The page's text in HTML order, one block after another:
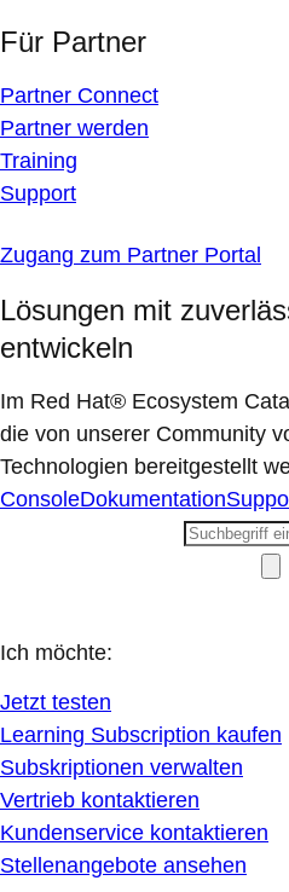
Für Partner
Partner Connect
Partner werden
Training
Support
Zugang zum Partner Portal
Lösungen mit
entwickeln
Im Red Hat® Ecosystem
die von unserer Community
Technologien bereitgestellt
ConsoleDokumentation
Ich möchte:
Jetzt testen
Learning Subscription kaufen
Subskriptionen verwalten
Vertrieb kontaktieren
Kundenservice kontaktieren
Stellenangebote ansehen